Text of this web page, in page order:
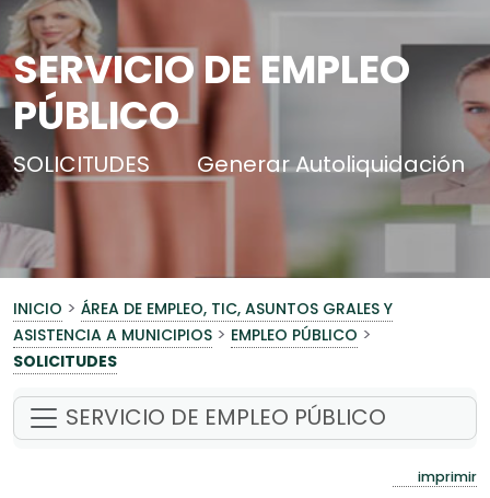
SERVICIO DE EMPLEO
PÚBLICO
SOLICITUDES Generar Autoliquidación
INICIO > ÁREA DE EMPLEO, TIC, ASUNTOS GRALES Y
ASISTENCIA A MUNICIPIOS > EMPLEO PÚBLICO >
SOLICITUDES
SERVICIO DE EMPLEO PÚBLICO
imprimir